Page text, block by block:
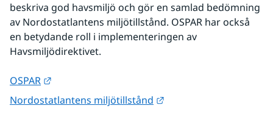
beskriva god havsmiljö och gör en samlad bedömning
av Nordostatlantens miljötillstånd. OSPAR har också
en betydande roll i implementeringen av
Havsmiljödirektivet.
OSPAR
Nordostatlantens miljötillstånd